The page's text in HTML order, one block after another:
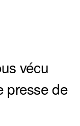
vécu
presse de